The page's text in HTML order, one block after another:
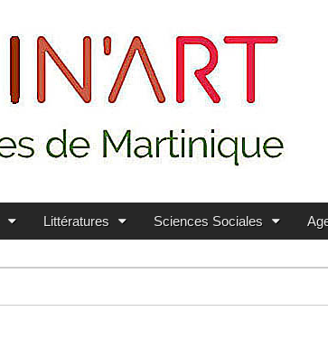
Littératures Sciences Sociales